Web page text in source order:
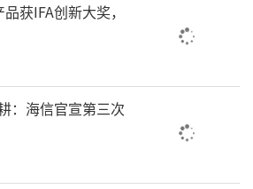
：由金钥匙工程联合各地教
地，在全国中小学、乡村寄
化驿站，内设安全科普教学
区、应急求助接待区。驿站
专员共管，常态化开展防拐
题课程、应急演练，免费为
获IFA创新大奖，
：海信官宣第三次